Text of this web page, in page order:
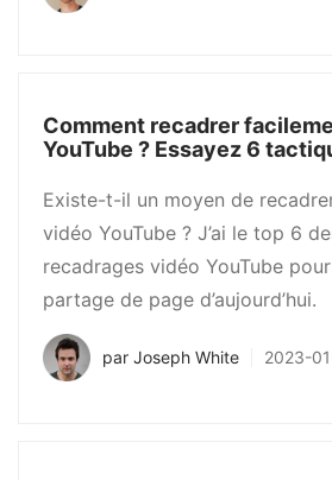
Comment recadrer
YouTube ? Essayez 6
Existe-t-il un moyen de
vidéo YouTube ? J’ai le top 6
recadrages vidéo YouTube
partage de page d’aujourd’hui.
par Joseph White 2023-